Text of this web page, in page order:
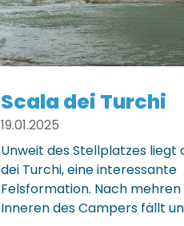
Scala dei Turchi
19.01.2025
Unweit des Stellplatzes liegt
dei Turchi, eine interessante
Felsformation. Nach
Inneren des Campers fällt